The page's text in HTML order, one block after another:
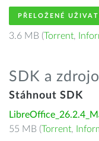
PŘELOŽENÉ
3.6 MB (Torrent,
SDK a
Stáhnout SDK
55 MB (Torrent,